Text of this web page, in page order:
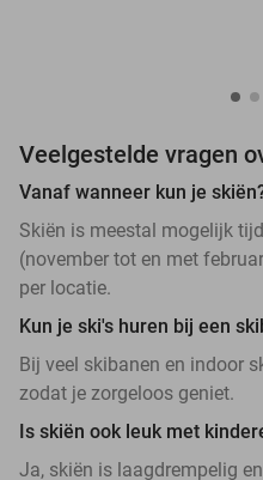
Veelgestelde vragen
Vanaf wanneer kun je
Skiën is meestal mogelijk
(november tot en met
per locatie.
Kun je ski's huren bij een
Bij veel skibanen en indoor
zodat je zorgeloos geniet.
Is skiën ook leuk met
Ja, skiën is laagdrempelig